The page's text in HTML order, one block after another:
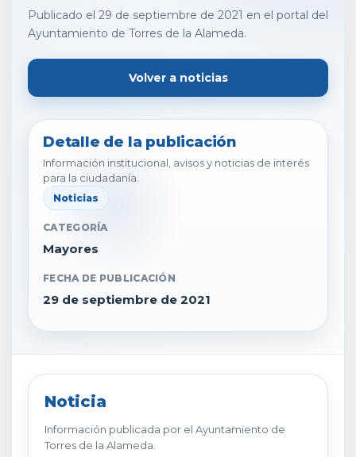
Publicado el 29 de septiembre de 2021 en el portal del
Ayuntamiento de Torres de la Alameda.
Volver a noticias
Detalle de la publicación
Información institucional, avisos y noticias de interés
para la ciudadanía.
Noticias
CATEGORÍA
Mayores
FECHA DE PUBLICACIÓN
29 de septiembre de 2021
Noticia
Información publicada por el Ayuntamiento de
Torres de la Alameda.